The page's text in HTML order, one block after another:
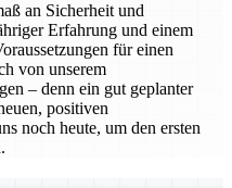
an Sicherheit und
Erfahrung und einem
für einen
von unserem
– denn ein gut geplanter
positiven
noch heute, um den ersten